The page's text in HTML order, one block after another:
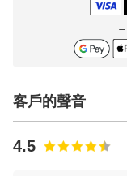
客戶的聲音
4.5